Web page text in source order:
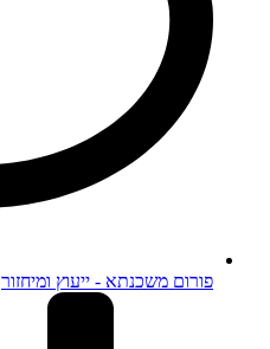
פורום משכנתא - ייעוץ ומיחזור